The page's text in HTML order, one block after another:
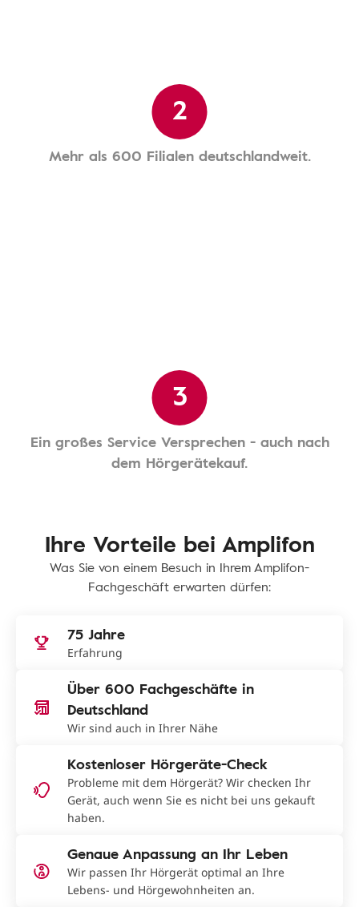
2
Mehr als 600 Filialen deutschlandweit.
3
Ein großes Service Versprechen - auch nach
dem Hörgerätekauf.
Ihre Vorteile bei Amplifon
Was Sie von einem Besuch in Ihrem Amplifon-
Fachgeschäft erwarten dürfen:
75 Jahre
Erfahrung
Über 600 Fachgeschäfte in
Deutschland
Wir sind auch in Ihrer Nähe
Kostenloser Hörgeräte-Check
Probleme mit dem Hörgerät? Wir checken Ihr
Gerät, auch wenn Sie es nicht bei uns gekauft
haben.
Genaue Anpassung an Ihr Leben
Wir passen Ihr Hörgerät optimal an Ihre
Lebens- und Hörgewohnheiten an.